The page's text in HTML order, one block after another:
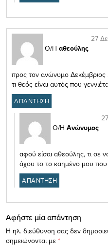
Ο/Η αθεούλης
27
προς τον ανώνυμο
τι θεός είναι αυτός που
ΑΠΑΝΤΗΣΗ
Ο/Η Ανώνυμος
αφού είσαι αθεούλης, τι σε
άχου το το καημένο μου που
ΑΠΑΝΤΗΣΗ
Αφήστε μία απάντηση
Η ηλ. διεύθυνση σας δεν
σημειώνονται με *